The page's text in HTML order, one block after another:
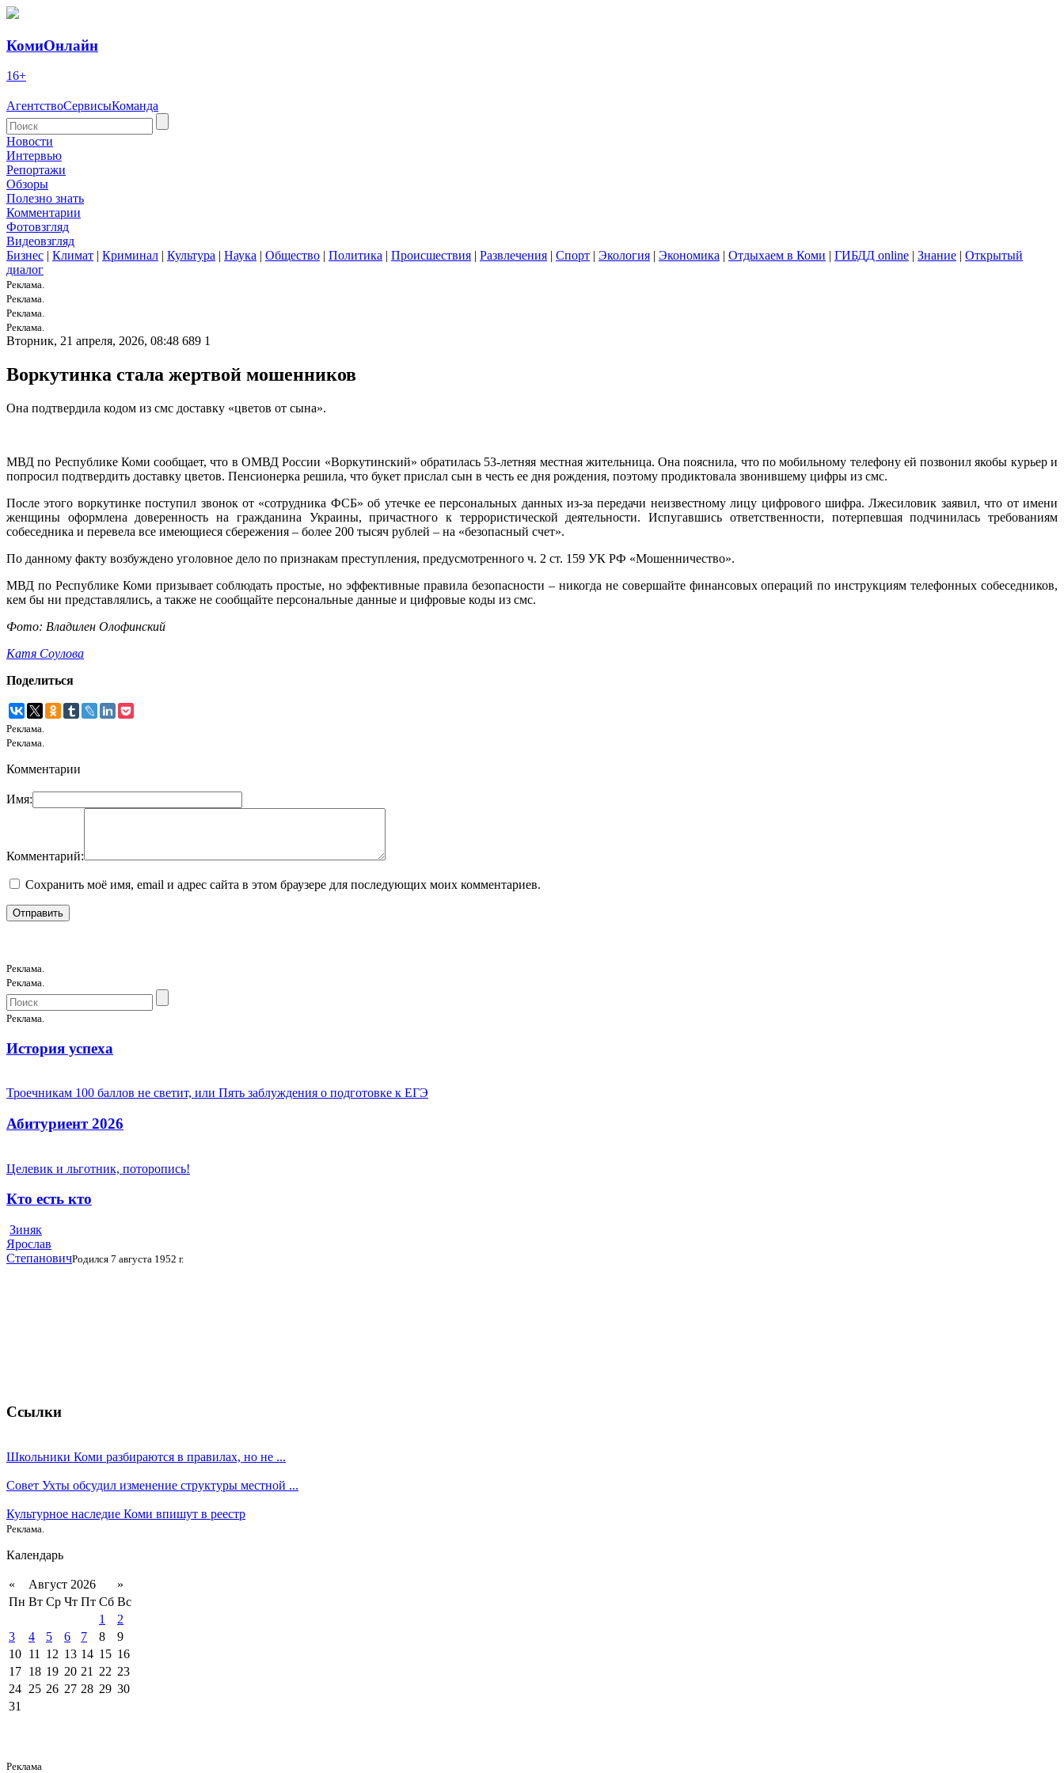
КомиОнлайн
16+
АгентствоСервисыКоманда
Новости
Интервью
Репортажи
Обзоры
Полезно знать
Комментарии
Фотовзгляд
Видеовзгляд
Бизнес | Климат | Криминал | Культура | Наука | Общество | Политика | Происшествия | Развлечения | Спорт | Экология | Экономика | Отдыхаем в Коми | ГИБДД online | Знание | Открытый
диалог
Реклама.
Реклама.
Реклама.
Реклама.
Вторник, 21 апреля, 2026, 08:48 689 1
Воркутинка стала жертвой мошенников
Она подтвердила кодом из смс доставку «цветов от сына».
МВД по Республике Коми сообщает, что в ОМВД России «Воркутинский» обратилась 53-летняя местная жительница. Она пояснила, что по мобильному телефону ей позвонил якобы курьер и
попросил подтвердить доставку цветов. Пенсионерка решила, что букет прислал сын в честь ее дня рождения, поэтому продиктовала звонившему цифры из смс.
После этого воркутинке поступил звонок от «сотрудника ФСБ» об утечке ее персональных данных из-за передачи неизвестному лицу цифрового шифра. Лжесиловик заявил, что от имени
женщины оформлена доверенность на гражданина Украины, причастного к террористической деятельности. Испугавшись ответственности, потерпевшая подчинилась требованиям
собеседника и перевела все имеющиеся сбережения – более 200 тысяч рублей – на «безопасный счет».
По данному факту возбуждено уголовное дело по признакам преступления, предусмотренного ч. 2 ст. 159 УК РФ «Мошенничество».
МВД по Республике Коми призывает соблюдать простые, но эффективные правила безопасности – никогда не совершайте финансовых операций по инструкциям телефонных собеседников,
кем бы ни представлялись, а также не сообщайте персональные данные и цифровые коды из смс.
Фото: Владилен Олофинский
Катя Соулова
Поделиться
Реклама.
Реклама.
Комментарии
Имя:
Комментарий:
Сохранить моё имя, email и адрес сайта в этом браузере для последующих моих комментариев.
Реклама.
Реклама.
Реклама.
История успеха
Троечникам 100 баллов не светит, или Пять заблуждения о подготовке к ЕГЭ
Абитуриент 2026
Целевик и льготник, поторопись!
Кто есть кто
Зиняк
Ярослав
СтепановичРодился 7 августа 1952 г.
Ссылки
Школьники Коми разбираются в правилах, но не ...
Совет Ухты обсудил изменение структуры местной ...
Культурное наследие Коми впишут в реестр
Реклама.
Календарь
« Август 2026
»
Пн Вт Ср Чт Пт Сб Вс
1
2
3
4 5 6 7 8
9
10 11 12 13 14 15 16
17 18 19 20 21 22 23
24 25 26 27 28 29 30
31
Реклама